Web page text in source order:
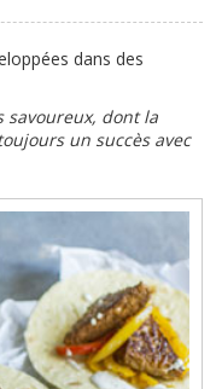
dans des
savoureux, dont la
un succès avec